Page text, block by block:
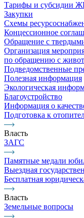
Тарифы и субсидии
Закупки
Схемы
Концессионное
Обращение с
Организация
по обращению с
Подведомственные
Полезная информация
Экологическая
Благоустройство
Информация о
Подготовка к
Власть
ЗАГС
Памятные медали
Выездная
Бесплатная
Власть
Земельные вопросы